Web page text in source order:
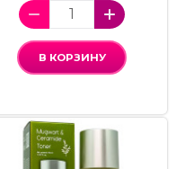
В КОРЗИНУ